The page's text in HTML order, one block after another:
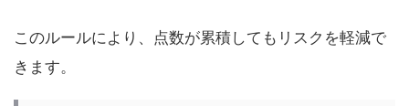
このルールにより、点数が累積してもリスクを軽減で
きます。